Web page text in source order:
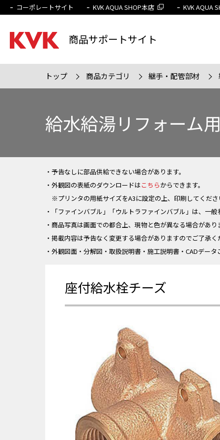
商品サポートサイト
コーポレートサイト KVK AQUA SHOP本店 KVK AQUA
トップ 商品カテゴリ 継手・配管部材
給水給湯リフォーム
・予告なしに部品供給できない場合があります。
・外観図の表紙のダウンロードはこちらからできます。
※プリンタの用紙サイズをA3に設定の上、印刷してくださ
・「ファインバブル」「ウルトラファインバブル」は、一
・商品写真は画面での都合上、現物と色が異なる場合があり
・掲載内容は予告なく変更する場合がありますのでご了承く
・外観図面・分解図・取扱説明書・施工説明書・CADデー
座付給水栓チーズ